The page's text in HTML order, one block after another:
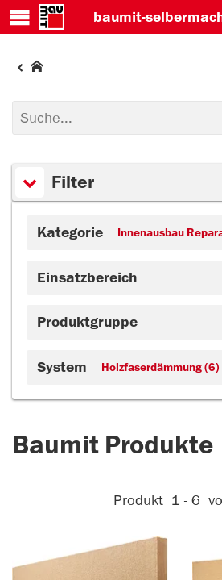
baumit-
Filter
Kategorie Innenausbau
Einsatzbereich
Produktgruppe
System Holzfaserdämmung (6)
Baumit Produkte
Aktive Filter:
Produkt 1 - 6